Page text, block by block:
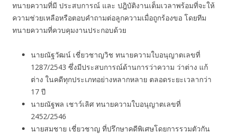
ทนายความที่มี ประสบการณ์ และ ปฎิบัติงานเต็มเวลาพร้อมที่จะให้
ความช่วยเหลือหรือตอบคำถามต่อลูกความเมื่อถูกร้องขอ โดยทีม
ทนายความที่ควบคุมงานประกอบด้วย
นายณัฐวัฒน์ เชี่ยวชาญวิช ทนายความใบอนุญาตเลขที่
1287/2543 ซึ่งมีประสบการณ์ด้านการว่าความ ว่าต่าง แก้
ต่าง ในคดีทุกประเภทอย่างหลากหลาย ตลอดระยะเวลากว่า
17 ปี
นายณัฐพล เชาว์เลิศ ทนายความใบอนุญาตเลขที่
2452/2546
นายสมชาย เชี่ยวชาญ ที่ปรึกษาคดีพิเศษโดยการรวมตัวกัน